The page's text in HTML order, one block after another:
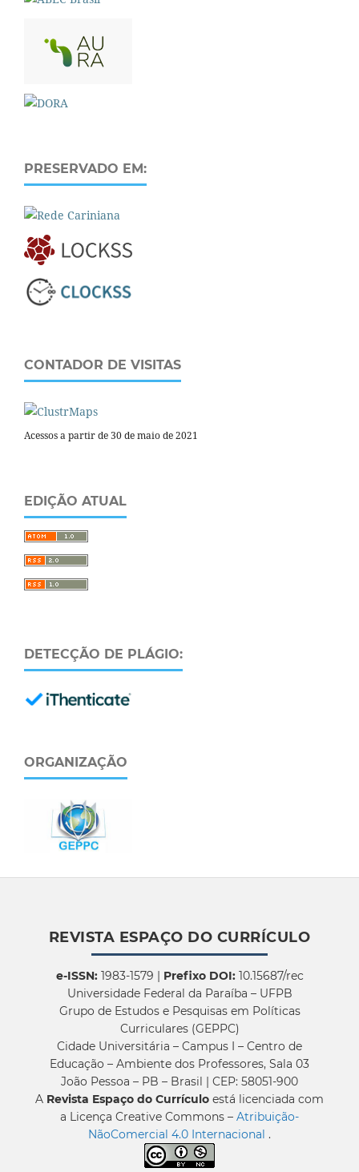
PRESERVADO EM:
CONTADOR DE VISITAS
Acessos a partir de 30 de maio de 2021
EDIÇÃO ATUAL
DETECÇÃO DE PLÁGIO:
ORGANIZAÇÃO
REVISTA ESPAÇO DO CURRÍCULO
e-ISSN:1983-1579 | Prefixo DOI:10.15687/rec
Universidade Federal da Paraíba – UFPB
Grupo de Estudos e Pesquisas em Políticas
Curriculares (GEPPC)
Cidade Universitária – Campus I – Centro de
Educação – Ambiente dos Professores, Sala 03
João Pessoa – PB – Brasil | CEP: 58051-900
A Revista Espaço do Currículo está licenciada com
a Licença Creative Commons – Atribuição-
NãoComercial 4.0 Internacional .